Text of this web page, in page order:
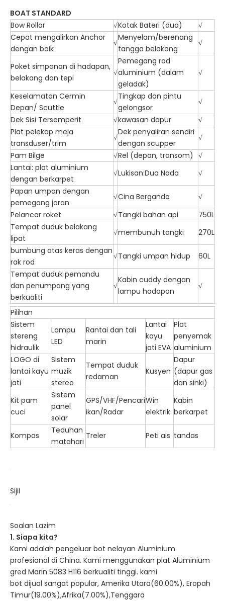
BOAT STANDARD
Bow Rollor
√Kotak Bateri (dua)
√
Cepat mengalirkan Anchor
dengan baik
√
Menyelam/berenang
tangga belakang
√
Poket simpanan di hadapan,
belakang dan tepi
√
Pemegang rod
aluminium (dalam
geladak)
√
Keselamatan Cermin
Depan/ Scuttle
√
Tingkap dan pintu
gelongsor
√
Dek Sisi Tersemperit
√kawasan dapur
√
Plat pelekap meja
transduser/trim
√
Dek penyaliran sendiri
dengan scupper
√
Pam Bilge
√Rel (depan, transom) √
Lantai: plat aluminium
dengan berkarpet
√Lukisan:Dua Nada
√
Papan umpan dengan
pemegang joran
√Cina Berganda
√
Pelancar roket
√Tangki bahan api
750L
Tempat duduk belakang
lipat
√membunuh tangki
270L
bumbung atas keras dengan
rak rod
√Tangki umpan hidup
60L
Tempat duduk pemandu
dan penumpang yang
berkualiti
√
Kabin cuddy dengan
lampu hadapan
√
Pilihan
Sistem
stereng
hidraulik
Lampu
LED
Rantai dan tali
marin
Lantai
kayu
jati EVA
Plat
penyemak
aluminium
LOGO di
lantai kayu
jati
Sistem
muzik
stereo
Tempat duduk
redaman
Kusyen
Dapur
(dapur gas
dan sinki)
Kit pam
cuci
Sistem
panel
solar
GPS/VHF/Pencari
ikan/Radar
Win
elektrik
Kabin
berkarpet
Kompas
Teduhan
matahari
Treler Peti ais tandas
Sijil
Soalan Lazim
1. Siapa kita?
Kami adalah pengeluar bot nelayan Aluminium
profesional di China. Kami menggunakan plat Aluminium
gred Marin 5083 H116 berkualiti tinggi. kami
bot dijual sangat popular, Amerika Utara(60.00%), Eropah
Timur(19.00%),Afrika(7.00%),Tenggara